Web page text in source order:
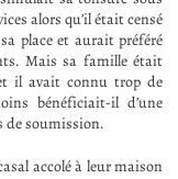
alors qu’il était censé
place et aurait préféré
Mais sa famille était
il avait connu trop de
bénéficiait-il d’une
de soumission.
accolé à leur maison